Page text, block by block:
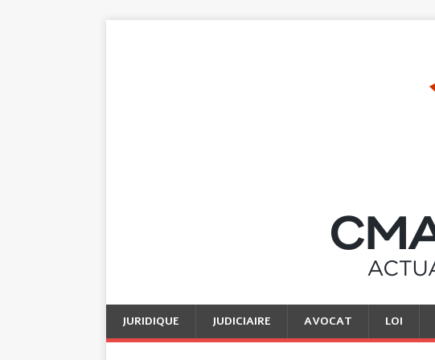
JURIDIQUE JUDICIAIRE AVOCAT LOI